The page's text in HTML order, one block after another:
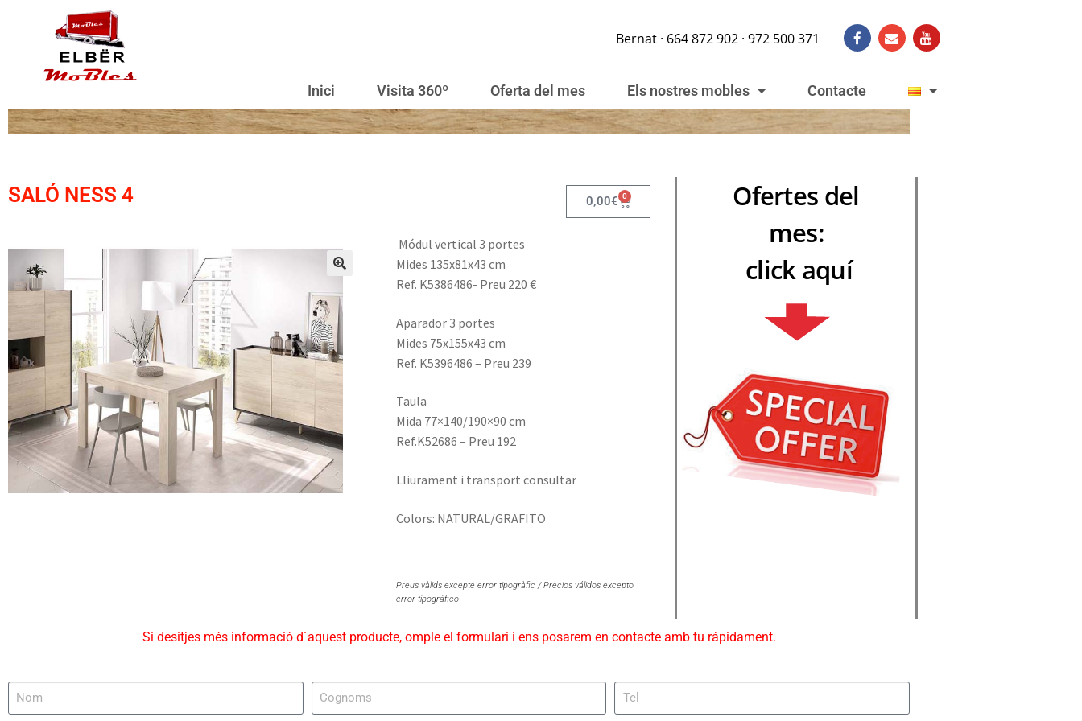
Bernat · 664 872 902 · 972 500 371
Inici Visita 360º Oferta del mes Els nostres mobles Contacte
SALÓ NESS 4 0,00€ 0
Módul vertical 3 portes
Mides 135x81x43 cm
Ref. K5386486- Preu 220 €
Aparador 3 portes
Mides 75x155x43 cm
Ref. K5396486 – Preu 239
Taula
Mida 77×140/190×90 cm
Ref.K52686 – Preu 192
Lliurament i transport consultar
Colors: NATURAL/GRAFITO
Preus vàlids excepte error tipogràfic / Precios válidos excepto
error tipográfico
Ofertes del
mes:
click aquí
Si desitjes més informació d´aquest producte, omple el formulari i ens posarem en contacte amb tu rápidament.